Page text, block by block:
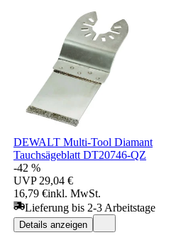
DEWALT Multi-Tool Diamant
Tauchsägeblatt DT20746-QZ
-42 %
UVP 29,04 €
16,79 €inkl. MwSt.
Lieferung bis 2-3 Arbeitstage
Details anzeigen